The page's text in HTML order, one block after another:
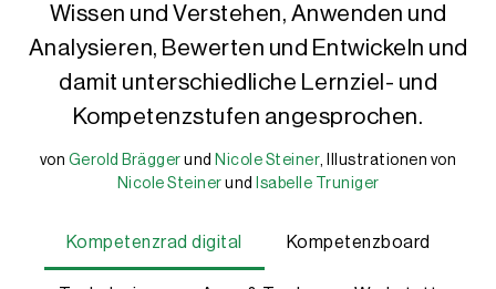
Wissen und Verstehen, Anwenden und
Analysieren, Bewerten und Entwickeln und
damit unterschiedliche Lernziel- und
Kompetenzstufen angesprochen.
von
Gerold Brägger
Gerold Brägger und Nicole Steiner , Illustrationen von
Nicole Steiner und
Webredaktion, Support IQES und schulentwicklung.ch.
Isabelle Truniger
Kompetenzrad digital Kompetenzboard